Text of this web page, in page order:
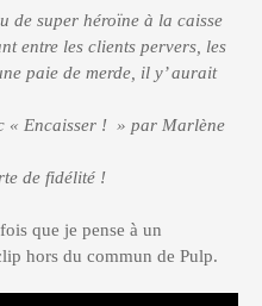
de super héroïne à la caisse
entre les clients pervers, les
paie de merde, il y’ aurait
« Encaisser ! » par Marlène
de fidélité !
que je pense à un
hors du commun de Pulp.